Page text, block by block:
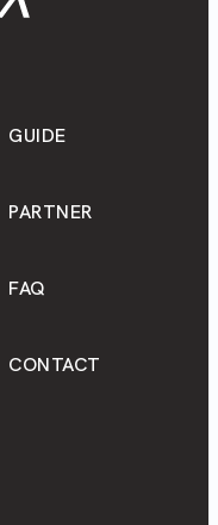
GUIDE
PARTNER
FAQ
CONTACT